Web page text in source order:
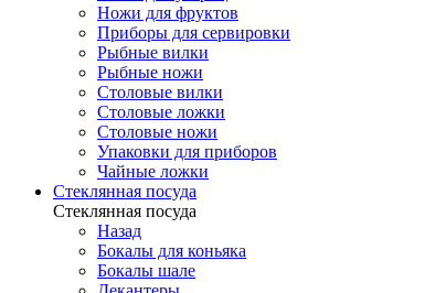
Ножи для фруктов
Приборы для сервировки
Рыбные вилки
Рыбные ножи
Столовые вилки
Столовые ложки
Столовые ножи
Упаковки для приборов
Чайные ложки
Стеклянная посуда
Стеклянная посуда
Назад
Бокалы для коньяка
Бокалы шале